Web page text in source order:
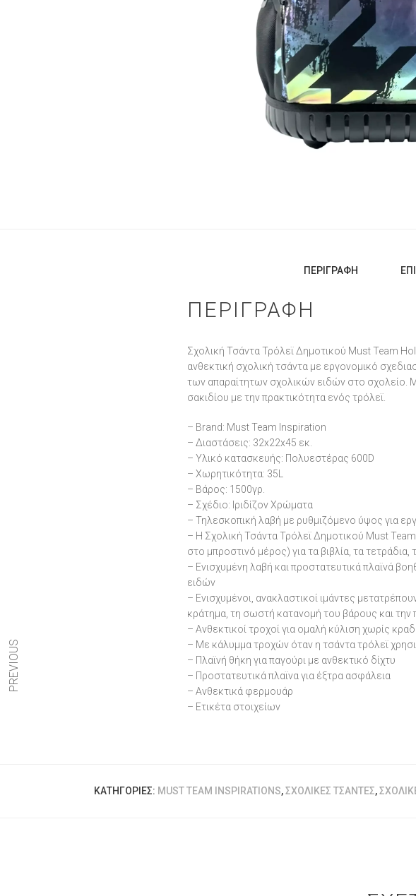
PREVIOUS
ΠΕΡΙΓΡΑΦΉ
ΠΕΡΙΓΡΑΦΉ
Σχολική Τσάντα Τρόλεϊ Δημοτικού Must Team
ανθεκτική σχολική τσάντα με εργονομικό
των απαραίτητων σχολικών ειδών στο σχολείο.
σακιδίου με την πρακτικότητα ενός τρόλεϊ.
– Brand: Must Team Inspiration
– Διαστάσεις: 32x22x45 εκ.
– Υλικό κατασκευής: Πολυεστέρας 600D
– Χωρητικότητα: 35L
– Βάρος: 1500γρ.
– Σχέδιο: Ιριδίζον Χρώματα
– Τηλεσκοπική λαβή με ρυθμιζόμενο ύψος για
– Η Σχολική Τσάντα Τρόλεϊ Δημοτικού Must
στο μπροστινό μέρος) για τα βιβλία, τα
– Ενισχυμένη λαβή και προστατευτικά πλαϊνά
ειδών
– Ενισχυμένοι, ανακλαστικοί ιμάντες
κράτημα, τη σωστή κατανομή του βάρους και
– Ανθεκτικοί τροχοί για ομαλή κύλιση χωρίς
– Με κάλυμμα τροχών όταν η τσάντα τρόλεϊ
– Πλαϊνή θήκη για παγούρι με ανθεκτικό δίχτυ
– Προστατευτικά πλαϊνα για έξτρα ασφάλεια
– Ανθεκτικά φερμουάρ
– Ετικέτα στοιχείων
ΚΑΤΗΓΟΡΊΕΣ: MUST TEAM INSPIRATIONS,ΣΧΟΛΙΚΈΣ ΤΣΆΝΤΕΣ,